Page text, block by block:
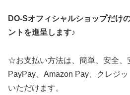
DO-Sオフィシャルショップだけ
ントを進呈します♪
☆お支払い方法は、簡単、安全、
PayPay、Amazon Pay、クレジ
いただけます。